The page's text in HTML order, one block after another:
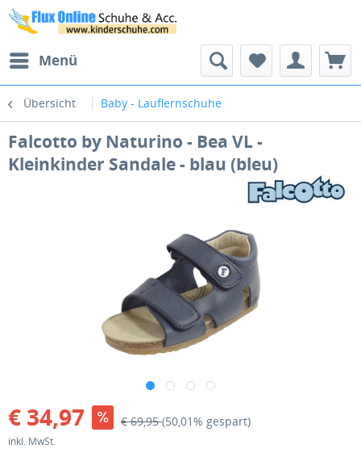
Menü
Übersicht Baby - Lauflernschuhe
Falcotto by Naturino - Bea VL -
Kleinkinder Sandale - blau (bleu)
€ 34,97 € 69,95(50,01% gespart)
inkl. MwSt.